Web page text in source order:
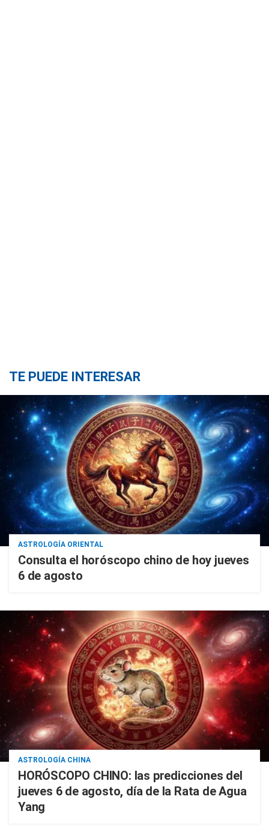
TE PUEDE INTERESAR
ASTROLOGÍA ORIENTAL
Consulta el horóscopo chino de hoy jueves
6 de agosto
ASTROLOGÍA CHINA
HORÓSCOPO CHINO: las predicciones del
jueves 6 de agosto, día de la Rata de Agua
Yang